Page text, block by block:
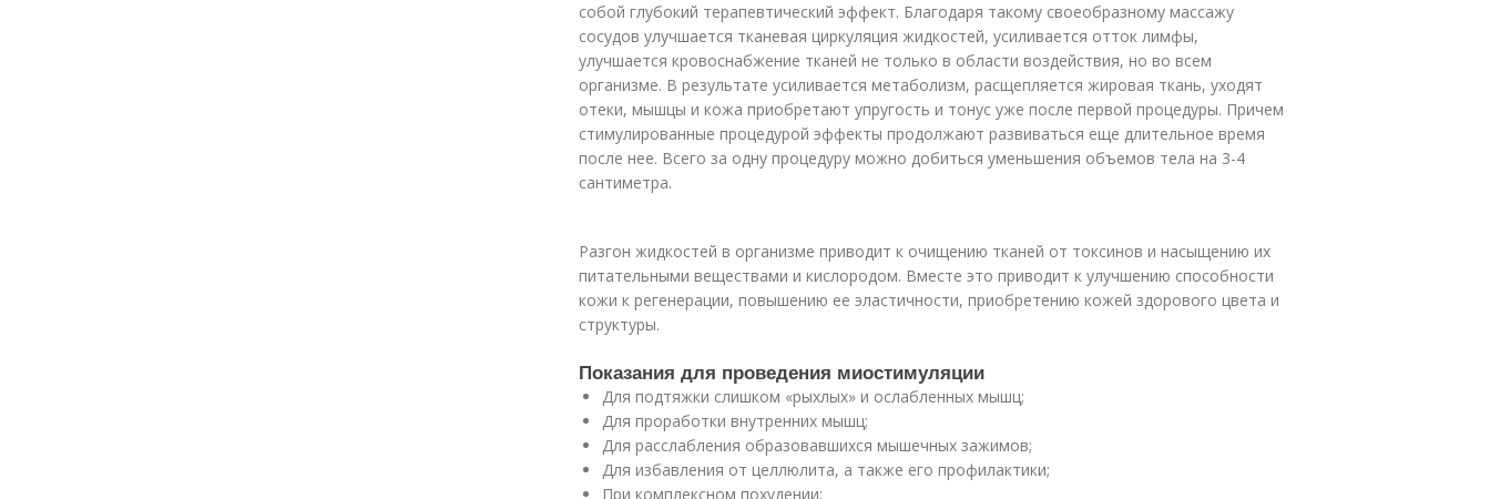
собой глубокий терапевтический эффект. Благодаря такому своеобразному массажу
сосудов улучшается тканевая циркуляция жидкостей, усиливается отток лимфы,
улучшается кровоснабжение тканей не только в области воздействия, но во всем
организме. В результате усиливается метаболизм, расщепляется жировая ткань, уходят
отеки, мышцы и кожа приобретают упругость и тонус уже после первой процедуры. Причем
стимулированные процедурой эффекты продолжают развиваться еще длительное время
после нее. Всего за одну процедуру можно добиться уменьшения объемов тела на 3-4
сантиметра.
Разгон жидкостей в организме приводит к очищению тканей от токсинов и насыщению их
питательными веществами и кислородом. Вместе это приводит к улучшению способности
кожи к регенерации, повышению ее эластичности, приобретению кожей здорового цвета и
структуры.
Показания для проведения миостимуляции
Для подтяжки слишком «рыхлых» и ослабленных мышц;
Для проработки внутренних мышц;
Для расслабления образовавшихся мышечных зажимов;
Для избавления от целлюлита, а также его профилактики;
При комплексном похудении;